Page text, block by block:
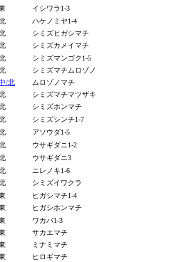
イシワラ1-3
ハケノミヤ1-4
シミズヒガシマチ
シミズカメイマチ
シミズマンゴク1-5
シミズマチムロゾノ
/北
ムロゾノマチ
シミズマチマツザキ
シミズホンマチ
シミズシンチ1-7
アソウダ1-5
ウサギダニ1-2
ウサギダニ3
ニレノキ1-6
シミズイワクラ
ヒガシマチ1-4
ヒガシホンマチ
ワカバ1-3
サカエマチ
ミナミマチ
ヒロギマチ